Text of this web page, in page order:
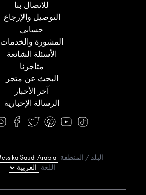
للاتصال بنا
التوصيل والإرجاع
حسابي
المشورة والخدمات
الأسئلة الشائعة
متاجرنا
البحث عن متجر
آخر الأخبار
الرسالة الإخبارية
البلد / المنطقة
اللغة